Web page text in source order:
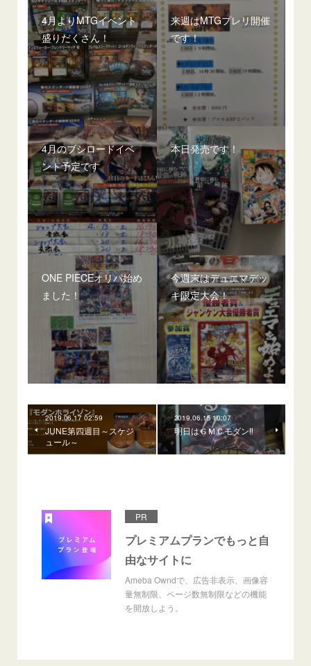
4月よりMTGイベント
盛りだくさん！
来週はMTGプレリ開催
です！
4月のブシロードイベ
ント予定です
本日発売です！
ONE PIECEオリパ始め
ました！
今週末はデュエマデッ
キ限定大会！
2019.06.17 02:59
JUNE第四週目～スケジ
ュール～
2019.06.15 10:07
明日はＧＭＣモダン‼️
PR
プレミアムプランでもっと自
由なサイトに
Ameba Owndで、広告非表示、画像容
量無制限、ページ数無制限などの機能
を開放しよう。